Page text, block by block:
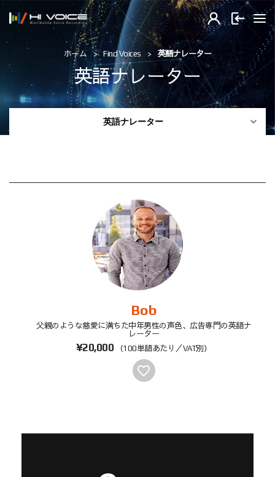
ホーム Find Voices 英語ナレーター
英語ナレーター
英語ナレーター 
Bob
父親のような慈愛に満ちた中年男性の声色、広告専門の英語ナ
レーター
¥20,000 （100単語あたり／VAT別）
favorite_border